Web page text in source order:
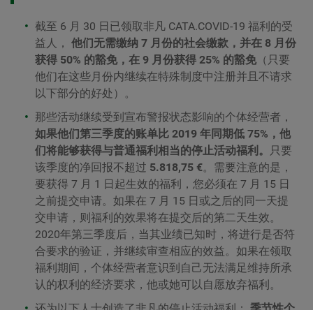
截至 6 月 30 日已领取非凡 CATA.COVID-19 福利的受
益人， 他们无需缴纳 7 月份的社会缴款，并在 8 月份
获得 50% 的豁免，在 9 月份获得 25% 的豁免 （只要
他们在这些月份内继续在特殊制度中注册并且不请求
以下部分的好处）。
那些活动继续受到宣布警报状态影响的个体经营者，
如果他们第三季度的账单比 2019 年同期低 75%，他
们将能够获得与普通福利相当的停止活动福利。
只要
该季度的净回报不超过 5.818,75 €。需要注意的是，
要获得 7 月 1 日起生效的福利，您必须在 7 月 15 日
之前提交申请。如果在 7 月 15 日或之后的同一天提
交申请，则福利的效果将在提交后的第二天生效。
2020年第三季度后，当其业绩已知时，将进行是否符
合要求的验证，并继续审查相应的效益。如果在领取
福利期间，个体经营者意识到自己无法满足维持所承
认的权利的经济要求，他或她可以自愿放弃福利。